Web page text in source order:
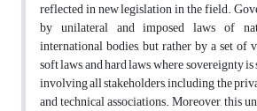
reflected in new legislation in the field.
by unilateral and imposed laws of
international bodies, but rather by a set of
soft laws, and hard laws, where sovereignty
involving all stakeholders, including the
and technical associations. Moreover, this